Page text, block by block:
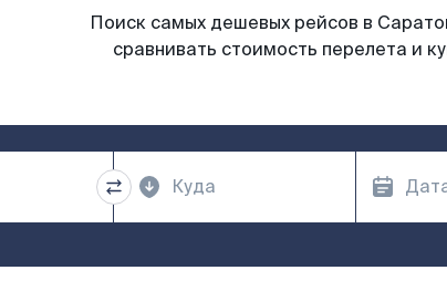
Поиск самых дешевых рейсов в
сравнивать стоимость перелета и